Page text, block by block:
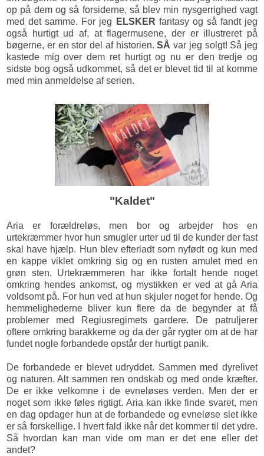
op på dem og så forsiderne, så blev min nysgerrighed vagt
med det samme. For jeg
ELSKER fantasy og så fandt jeg
også hurtigt ud af, at flagermusene, der er illustreret på
bøgerne, er en stor del af historien.SÅ var jeg solgt! Så jeg
kastede mig over dem ret hurtigt og nu er den tredje og
sidste bog også udkommet, så det er blevet tid til at komme
med min anmeldelse af serien.
"Kaldet"
Aria er forældreløs, men bor og arbejder hos en
urtekræmmer hvor hun smugler urter ud til de kunder der fast
skal have hjælp. Hun blev efterladt som nyfødt og kun med
en kappe viklet omkring sig og en rusten amulet med en
grøn sten. Urtekræmmeren har ikke fortalt hende noget
omkring hendes ankomst, og mystikken er ved at gå Aria
voldsomt på. For hun ved at hun skjuler noget for hende. Og
hemmelighederne bliver kun flere da de begynder at få
problemer med Regiusregimets gardere. De patruljerer
oftere omkring barakkerne og da der går rygter om at de har
fundet nogle forbandede opstår der hurtigt panik.
De forbandede er blevet udryddet. Sammen med dyrelivet
og naturen. Alt sammen ren ondskab og med onde kræfter.
De er ikke velkomne i de evneløses verden. Men der er
noget som ikke føles rigtigt. Aria kan ikke finde svaret, men
en dag opdager hun at de forbandede og evneløse slet ikke
er så forskellige. I hvert fald ikke når det kommer til det ydre.
Så hvordan kan man vide om man er det ene eller det
andet?